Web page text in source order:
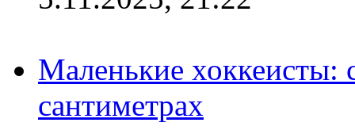
Маленькие хоккеисты:
сантиметрах